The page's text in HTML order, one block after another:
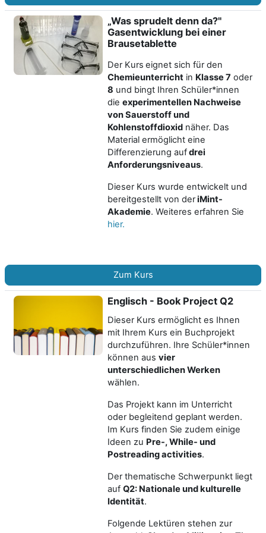
„Was sprudelt denn da?"
Gasentwicklung bei einer
Brausetablette
Der Kurs eignet sich für den
Chemieunterricht in Klasse 7 oder
8 und bingt Ihren Schüler*innen
die experimentellen Nachweise
von Sauerstoff und
Kohlenstoffdioxid näher. Das
Material ermöglicht eine
Differenzierung aufdrei
Anforderungsniveaus.
Dieser Kurs wurde entwickelt und
bereitgestellt von deriMint-
Akademie. Weiteres erfahren Sie
hier.
Zum Kurs
Englisch - Book Project Q2
Dieser Kurs ermöglicht es Ihnen
mit Ihrem Kurs ein Buchprojekt
durchzuführen. Ihre Schüler*innen
können aus vier
unterschiedlichen Werken
wählen.
Das Projekt kann im Unterricht
oder begleitend geplant werden.
Im Kurs finden Sie zudem einige
Ideen zu Pre-, While- und
Postreading activities.
Der thematische Schwerpunkt liegt
auf Q2: Nationale und kulturelle
Identität.
Folgende Lektüren stehen zur